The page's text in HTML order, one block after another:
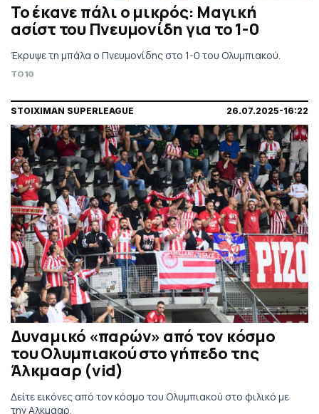
Το έκανε πάλι ο μικρός: Μαγική
ασίστ του Πνευμονίδη για το 1-0
Έκρυψε τη μπάλα ο Πνευμονίδης στο 1-0 του Ολυμπιακού.
TO10
STOIXIMAN SUPERLEAGUE 26.07.2025-16:22
Δυναμικό «παρών» από τον κόσμο
του Ολυμπιακού στο γήπεδο της
Άλκμααρ (vid)
Δείτε εικόνες από τον κόσμο του Ολυμπιακού στο φιλικό με
την Αλκμααρ.